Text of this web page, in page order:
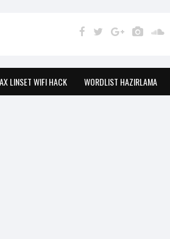
LINSET WIFI HACK WORDLIST HAZIRLAMA